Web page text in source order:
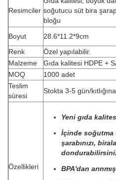
Resimciler soğutucu süt bira
bloğu
Boyut
28.6*11.2*9cm
Renk
Özel yapılabilir.
Malzeme
Gıda kalitesi HDPE +
MOQ
1000 adet
Teslim
süresi
Stokta 3-5 gün/
Özellikleri
Yeni gıda
İçinde soğutma
şarabınızı,
BPA'dan